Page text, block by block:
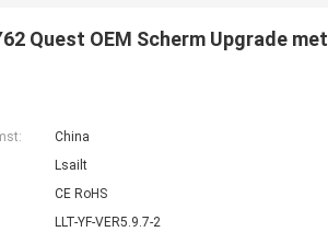
Quest OEM Scherm Upgrade met
China
Lsailt
CE RoHS
LLT-YF-VER5.9.7-2